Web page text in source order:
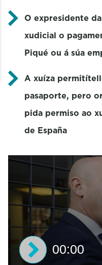
O expresidente
xudicial o
Piqué ou á súa
A xuíza
pasaporte, pero
pida permiso ao
de España
00:00